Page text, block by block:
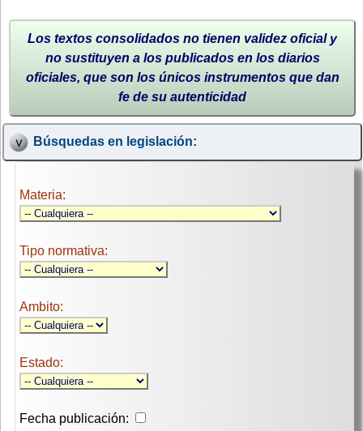
Los textos consolidados no tienen validez oficial y
no sustituyen a los publicados en los diarios
oficiales, que son los únicos instrumentos que dan
fe de su autenticidad
Búsquedas en legislación:
Materia:
Tipo normativa:
Ambito:
Estado:
Fecha publicación: